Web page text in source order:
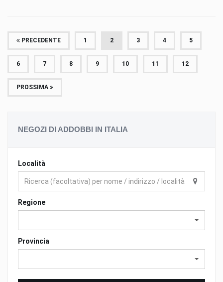
PRECEDENTE 1 2 3 4 5
6 7 8 9 10 11 12
PROSSIMA
NEGOZI DI ADDOBBI IN ITALIA
Località
Regione
Provincia